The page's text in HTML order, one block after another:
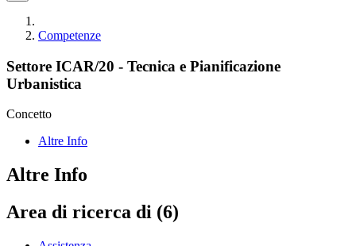
Competenze
Settore ICAR/20 - Tecnica e Pianificazione
Urbanistica
Concetto
Altre Info
Altre Info
Area di ricerca di (6)